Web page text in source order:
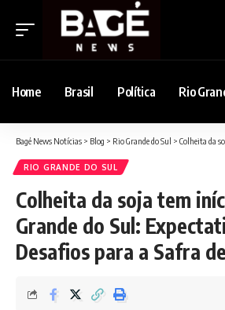
Home Brasil Política Rio
Bagé News Notícias > Blog > Rio Grande do Sul > Colheita da soja tem início
RIO GRANDE DO SUL
Colheita da soja tem
Grande do Sul:
Desafios para a Safra